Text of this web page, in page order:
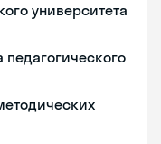
университета